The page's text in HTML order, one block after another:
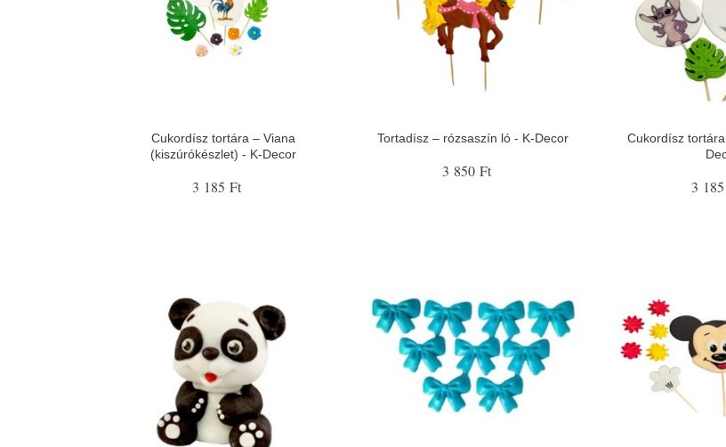
Cukordísz tortára – Viana
(kiszúrókészlet) - K-Decor
3 185 Ft
Tortadísz – rózsaszín ló - K-Decor
3 850 Ft
Cukordísz
3